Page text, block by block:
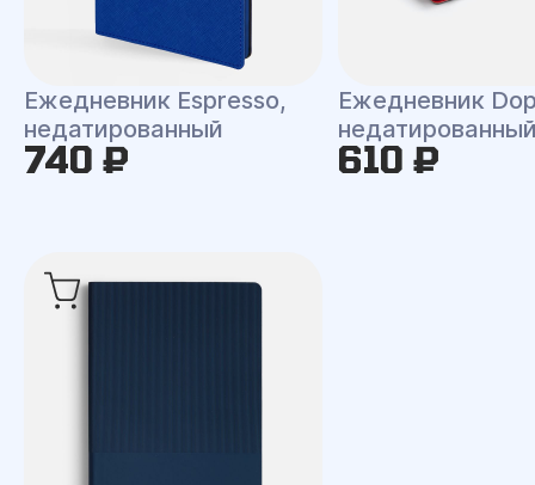
Ежедневник Espresso,
недатированный
740 ₽
Ежедневник
610 ₽